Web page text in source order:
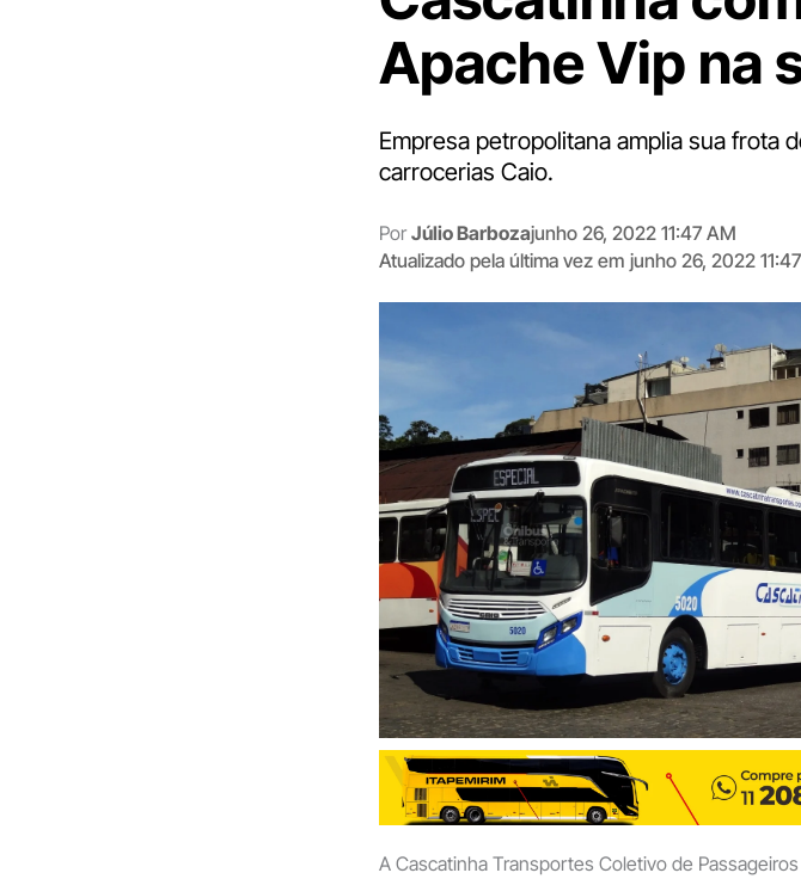
Apache Vip na
Empresa petropolitana amplia sua frota
carrocerias Caio.
Por Júlio Barbozajunho 26, 2022 11:47 AM
Atualizado pela última vez em junho 26, 2022
A Cascatinha Transportes Coletivo de